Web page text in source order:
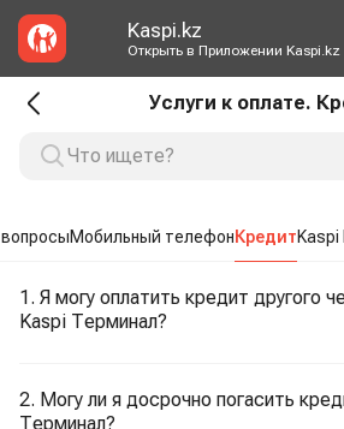
Kaspi.kz
Открыть в Приложении Kaspi.kz
Услуги к оплате.
Мобильный телефонКредитKaspi
1. Я могу оплатить кредит другого
Kaspi Терминал?
2. Могу ли я досрочно погасить
Терминал?